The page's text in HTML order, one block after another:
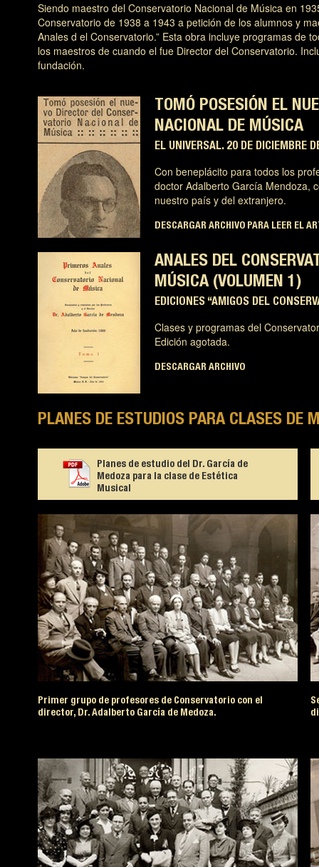
Siendo maestro del Conservatorio Nacional de Música en
Conservatorio de 1938 a 1943 a petición de los alumnos y
Anales d el Conservatorio.” Esta obra incluye programas de
los maestros de cuando el fue Director del Conservatorio.
fundación.
TOMÓ POSESIÓN EL
NACIONAL DE MÚSICA
EL UNIVERSAL. 20 DE DICIEMBRE
Con beneplácito para todos los
doctor Adalberto García Mendoza,
nuestro país y del extranjero.
DESCARGAR ARCHIVO PARA LEER EL
ANALES DEL
MÚSICA (VOLUMEN 1)
EDICIONES “AMIGOS DEL
Clases y programas del
Edición agotada.
DESCARGAR ARCHIVO
PLANES DE ESTUDIOS PARA CLASES DE
Planes de estudio del Dr. García de
Medoza para la clase de Estética
Musical
Primer grupo de profesores de Conservatorio con el
director, Dr. Adalberto García de Medoza.